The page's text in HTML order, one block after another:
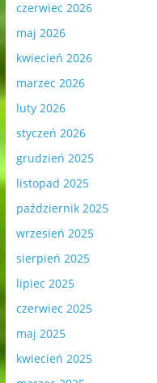
czerwiec 2026
maj 2026
kwiecień 2026
marzec 2026
luty 2026
styczeń 2026
grudzień 2025
listopad 2025
październik 2025
wrzesień 2025
sierpień 2025
lipiec 2025
czerwiec 2025
maj 2025
kwiecień 2025